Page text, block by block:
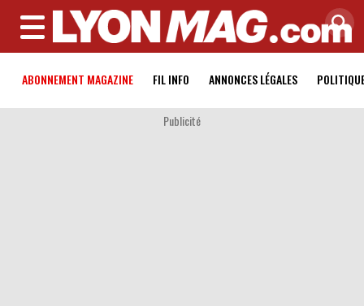
MENU
ABONNEMENT MAGAZINE FIL INFO ANNONCES LÉGALES
Publicité